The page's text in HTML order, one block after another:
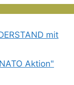
mit
Aktion"